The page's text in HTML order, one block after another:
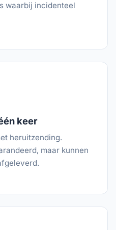
waarbij incidenteel
keer
heruitzending.
maar kunnen